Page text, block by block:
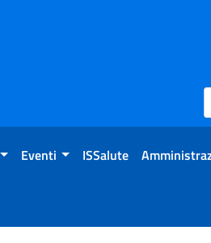
Eventi ISSalute